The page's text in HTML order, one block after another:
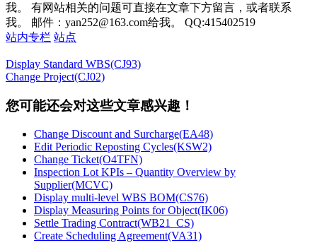
我。 有网站相关的问题可直接在文章下方留言，或者联系
我。 邮件：yan252@163.com给我。 QQ:415402519
站内专栏 站点
Display Standard WBS(CJ93)
Change Project(CJ02)
您可能还会对这些文章感兴趣！
Change Discount and Surcharge(EA48)
Edit Periodic Reposting Cycles(KSW2)
Change Ticket(O4TFN)
Inspection Lot KPIs – Quantity Overview by
Supplier(MCVC)
Display multi-level WBS BOM(CS76)
Display Measuring Points for Object(IK06)
Settle Trading Contract(WB21_CS)
Create Scheduling Agreement(VA31)